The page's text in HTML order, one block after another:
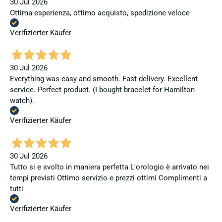
30 Jul 2026
Ottima esperienza, ottimo acquisto, spedizione veloce
Verifizierter Käufer
30 Jul 2026
Everything was easy and smooth. Fast delivery. Excellent
service. Perfect product. (I bought bracelet for Hamilton
watch).
Verifizierter Käufer
30 Jul 2026
Tutto si e svolto in maniera perfetta L'orologio è arrivato nei
tempi previsti Ottimo servizio e prezzi ottimi Complimenti a
tutti
Verifizierter Käufer